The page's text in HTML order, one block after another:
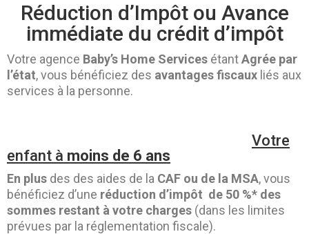
Réduction d’Impôt ou Avance
immédiate du crédit d’impôt
Votre agence Baby’s Home Services étantAgrée par
l’état, vous bénéficiez des avantages fiscaux liés aux
services à la personne.
Votre
enfant à moins de 6 ans
En plus des des aides de la CAF ou de la MSA, vous
bénéficiez d’une réduction d’impôt de 50 %* des
sommes restant à votre charges (dans les limites
prévues par la réglementation fiscale).